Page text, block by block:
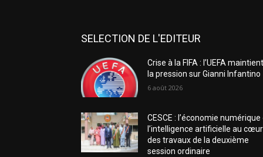
SELECTION DE L'EDITEUR
Crise à la FIFA : l’UEFA
la pression sur Gianni Infantino
6 août 2026
CESCE : l’économie numérique
l’intelligence artificielle au cœur
des travaux de la deuxième
session ordinaire